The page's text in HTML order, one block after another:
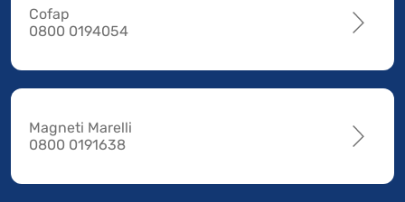
Cofap
0800 0194054
Magneti Marelli
0800 0191638